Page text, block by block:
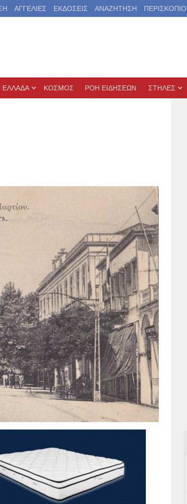
ΑΓΓΕΛΙΕΣ ΕΚΔΟΣΕΙΣ ΑΝΑΖΗΤΗΣΗ ΠΕΡΙΣΚΟΠΙΟ
ΕΛΛΑΔΑ ΚΟΣΜΟΣ ΡΟΗ ΕΙΔΗΣΕΩΝ ΣΤΗΛΕΣ